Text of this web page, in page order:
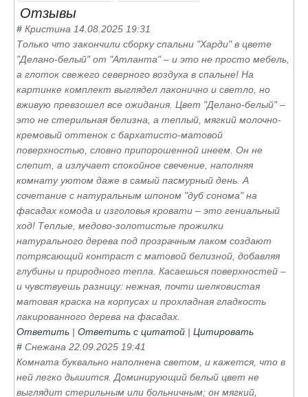
прочность и долговечность мебели, а мы
подтвердим это гарантией от производителя.
- Поставляется в разобранном виде. Каждый модуль
упакован в индивидуальную упаковку из двухслойного
гофрокартона вместе с фурнитурой и подробной
инструкцией для сборки.
Отзывы
# Кристина 14.08.2025 19:31
Только что закончили сборку спальни "Харди" в цвете
"Делано-белый" от "Атланта" – и это не просто мебель,
а глоток свежего северного воздуха в спальне! На
картинке комплект выглядел лаконично и светло, но
вживую превзошел все ожидания. Цвет "Делано-белый" –
это не стерильная белизна, а теплый, мягкий молочно-
кремовый оттенок с бархатисто-матовой
поверхностью, словно припорошенной инеем. Он не
слепит, а излучает спокойное свечение, наполняя
комнату уютом даже в самый пасмурный день. А
сочетание с натуральным шпоном "дуб сонома" на
фасадах комода и изголовья кровати – это гениальный
ход! Теплые, медово-золотистые прожилки
натурального дерева под прозрачным лаком создают
потрясающий контраст с матовой белизной, добавляя
глубины и природного тепла. Касаешься поверхностей –
и чувствуешь разницу: нежная, почти шелковистая
матовая краска на корпусах и прохладная гладкость
лакированного дерева на фасадах.
Ответить | Ответить с цитатой | Цитировать
# Снежана 22.09.2025 19:41
Комната буквально наполнена светом, и кажется, что в
ней легко дышится. Доминирующий белый цвет не
выглядит стерильным или больничным; он мягкий,